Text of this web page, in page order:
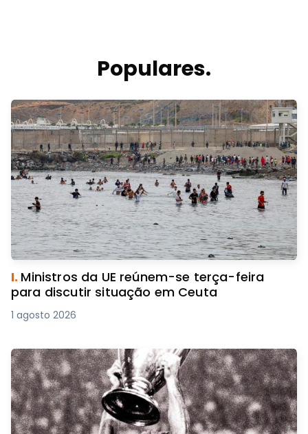
Populares.
I. Ministros da UE reúnem-se terça-feira
para discutir situação em Ceuta
1 agosto 2026